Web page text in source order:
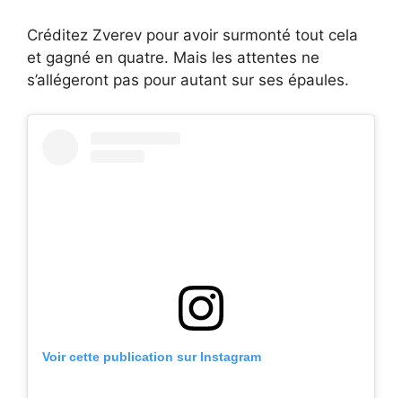
Créditez Zverev pour avoir surmonté tout cela
et gagné en quatre. Mais les attentes ne
s’allégeront pas pour autant sur ses épaules.
Voir cette publication sur Instagram